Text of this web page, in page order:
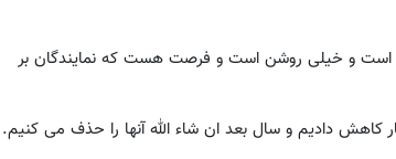
است و خیلی روشن است و فرصت هست که نمایندگان بر
کاهش دادیم و سال بعد ان شاء الله آنها را حذف می کنیم.